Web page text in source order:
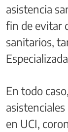
asistencia
fin de evitar
sanitarios,
En todo
en UCI,